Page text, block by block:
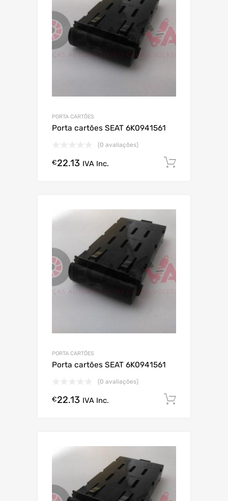
PORTA CARTÕES
Porta cartões SEAT 6K0941561
(0 avaliações)
€22.13 IVA Inc.
PORTA CARTÕES
Porta cartões SEAT 6K0941561
(0 avaliações)
€22.13 IVA Inc.